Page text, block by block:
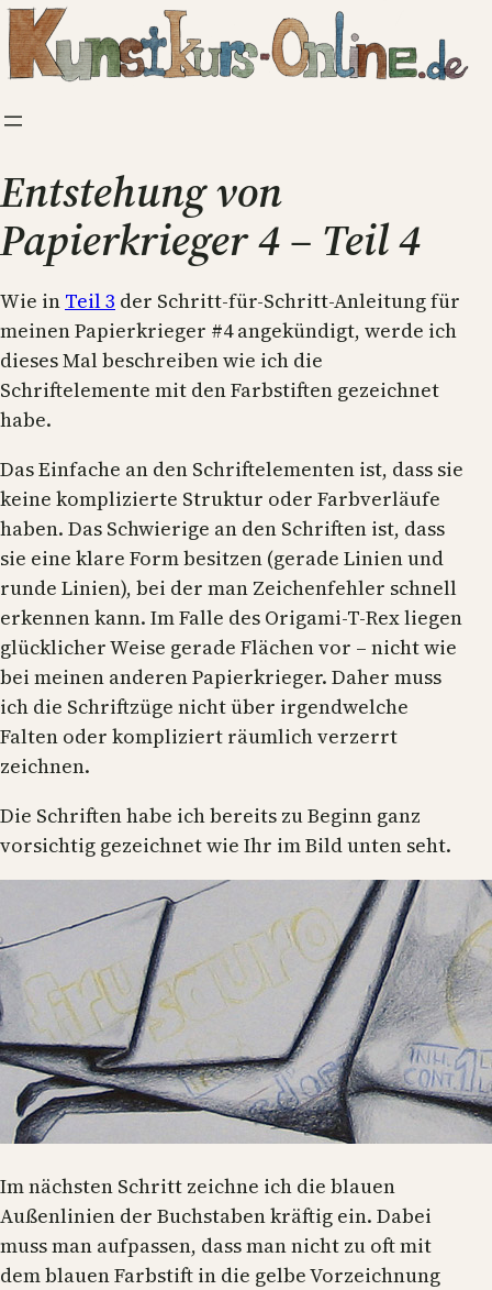
Zum
Inhalt
springen
Entstehung von
Papierkrieger 4 – Teil 4
Wie in Teil 3 der Schritt-für-Schritt-Anleitung für
meinen Papierkrieger #4 angekündigt, werde ich
dieses Mal beschreiben wie ich die
Schriftelemente mit den Farbstiften gezeichnet
habe.
Das Einfache an den Schriftelementen ist, dass sie
keine komplizierte Struktur oder Farbverläufe
haben. Das Schwierige an den Schriften ist, dass
sie eine klare Form besitzen (gerade Linien und
runde Linien), bei der man Zeichenfehler schnell
erkennen kann. Im Falle des Origami-T-Rex liegen
glücklicher Weise gerade Flächen vor – nicht wie
bei meinen anderen Papierkrieger. Daher muss
ich die Schriftzüge nicht über irgendwelche
Falten oder kompliziert räumlich verzerrt
zeichnen.
Die Schriften habe ich bereits zu Beginn ganz
vorsichtig gezeichnet wie Ihr im Bild unten seht.
Im nächsten Schritt zeichne ich die blauen
Außenlinien der Buchstaben kräftig ein. Dabei
muss man aufpassen, dass man nicht zu oft mit
dem blauen Farbstift in die gelbe Vorzeichnung